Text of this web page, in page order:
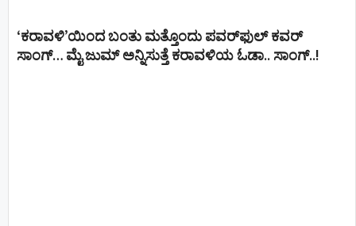
‘ಕರಾವಳಿ’ಯಿಂದ ಬಂತು ಮತ್ತೊಂದು ಪವರ್‌ಫುಲ್ ಕವರ್
ಸಾಂಗ್… ಮೈ ಜುಮ್ ಅನ್ನಿಸುತ್ತೆ ಕರಾವಳಿಯ ಓಡಾ.. ಸಾಂಗ್‌..!